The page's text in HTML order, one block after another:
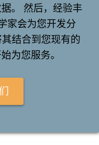
。 然后，经验丰
家会为您开发分
结合到您现有的
为您服务。